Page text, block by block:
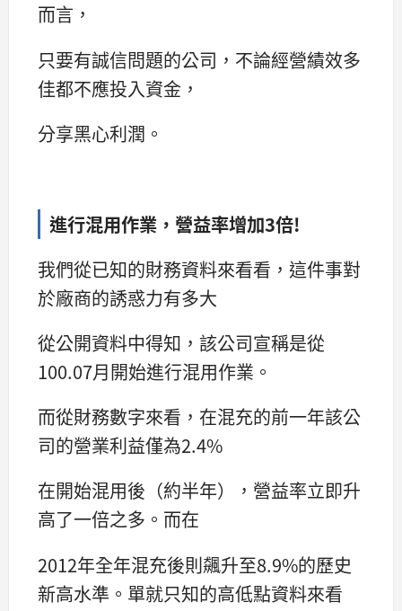
而言，
只要有誠信問題的公司，不論經營績效多
佳都不應投入資金，
分享黑心利潤。
進行混用作業，營益率增加3倍!
我們從已知的財務資料來看看，這件事對
於廠商的誘惑力有多大
從公開資料中得知，該公司宣稱是從
100.07月開始進行混用作業。
而從財務數字來看，在混充的前一年該公
司的營業利益僅為2.4%
在開始混用後（約半年），營益率立即升
高了一倍之多。而在
2012年全年混充後則飆升至8.9%的歷史
新高水準。單就只知的高低點資料來看